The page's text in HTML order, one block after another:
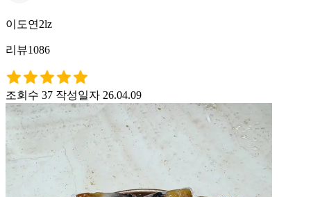
이도연2lz
리뷰1086
조회수 37 작성일자 26.04.09